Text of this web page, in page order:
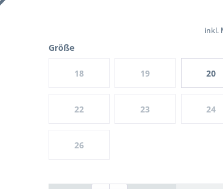
inkl.
Größe
18 19 20
22 23 24
26